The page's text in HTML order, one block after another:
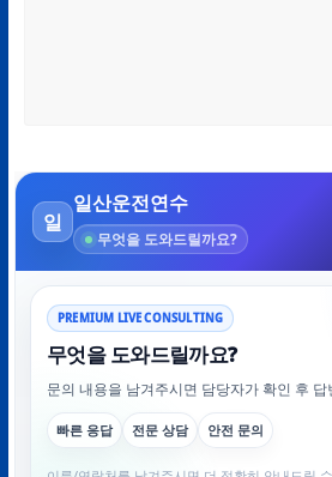
이메일*
웹사이트